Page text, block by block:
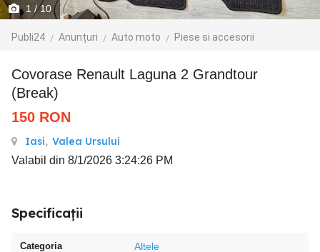
1 / 10
Publi24 Anunțuri Auto moto Piese si accesorii
Covorase Renault Laguna 2 Grandtour
(Break)
150 RON
Iasi, Valea Ursului
Valabil din 8/1/2026 3:24:26 PM
Specificații
Categoria Altele